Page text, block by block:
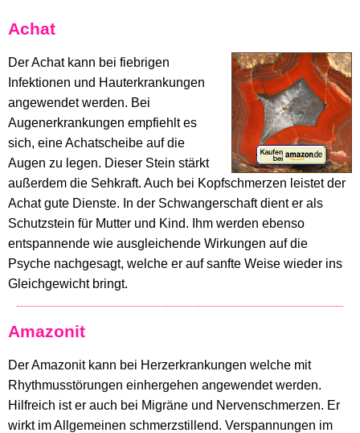
Achat
Der Achat kann bei fiebrigen
Infektionen und Hauterkrankungen
angewendet werden. Bei
Augenerkrankungen empfiehlt es
sich, eine Achatscheibe auf die
Augen zu legen. Dieser Stein stärkt
außerdem die Sehkraft. Auch bei Kopfschmerzen leistet der
Achat gute Dienste. In der Schwangerschaft dient er als
Schutzstein für Mutter und Kind. Ihm werden ebenso
entspannende wie ausgleichende Wirkungen auf die
Psyche nachgesagt, welche er auf sanfte Weise wieder ins
Gleichgewicht bringt.
Amazonit
Der Amazonit kann bei Herzerkrankungen welche mit
Rhythmusstörungen einhergehen angewendet werden.
Hilfreich ist er auch bei Migräne und Nervenschmerzen. Er
wirkt im Allgemeinen schmerzstillend. Verspannungen im